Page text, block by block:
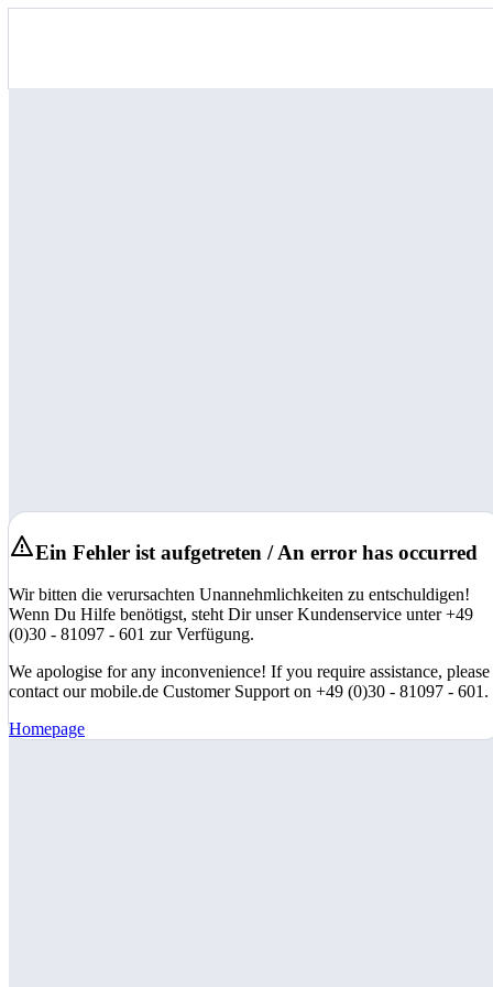
Ein Fehler ist aufgetreten / An error has occurred
Wir bitten die verursachten Unannehmlichkeiten zu entschuldigen!
Wenn Du Hilfe benötigst, steht Dir unser Kundenservice unter +49
(0)30 - 81097 - 601 zur Verfügung.
We apologise for any inconvenience! If you require assistance, please
contact our mobile.de Customer Support on +49 (0)30 - 81097 - 601.
Homepage